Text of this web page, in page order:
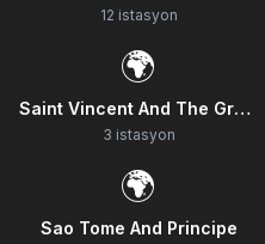
12 istasyon
🌍
Saint Vincent And The Grenadines
3 istasyon
🌍
Sao Tome And Principe